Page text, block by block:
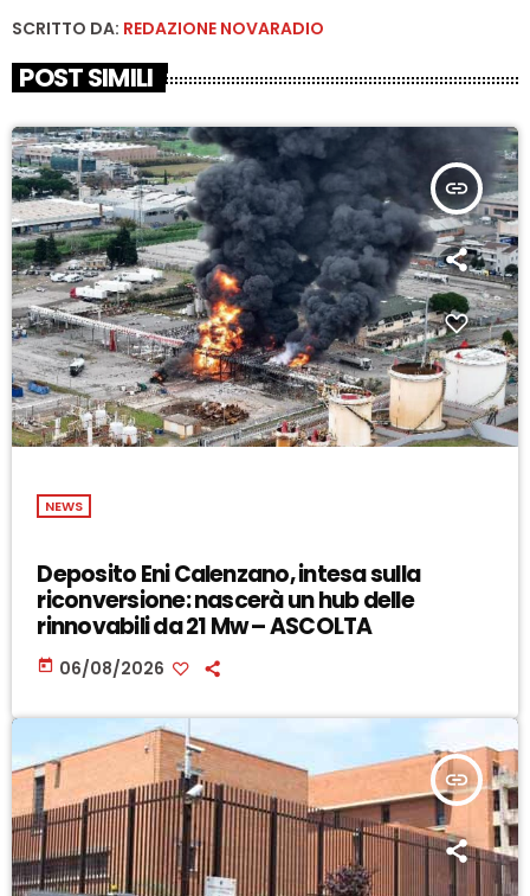
SCRITTO DA: REDAZIONE NOVARADIO
POST SIMILI
insert_link
NEWS
Deposito Eni Calenzano, intesa sulla
riconversione: nascerà un hub delle
rinnovabili da 21 Mw – ASCOLTA
today 06/08/2026
insert_link